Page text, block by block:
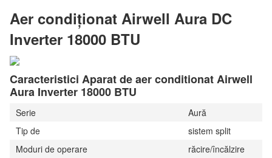
Aer condiționat Airwell Aura DC
Inverter 18000 BTU
Caracteristici Aparat de aer conditionat Airwell
Aura Inverter 18000 BTU
Serie
Aură
Tip de
sistem split
Moduri de operare
răcire/încălzire